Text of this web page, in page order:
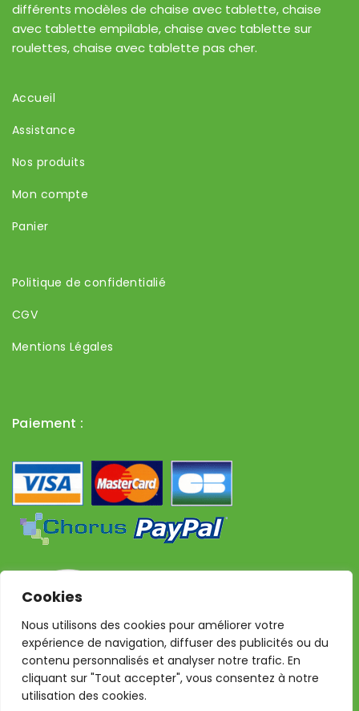
Cookies
Nous utilisons des cookies pour améliorer votre
expérience de navigation, diffuser des publicités ou du
contenu personnalisés et analyser notre trafic. En
cliquant sur "Tout accepter", vous consentez à notre
utilisation des cookies.
différents modèles de chaise avec tablette, chaise
avec tablette empilable, chaise avec tablette sur
roulettes, chaise avec tablette pas cher.
Accueil
Assistance
Nos produits
Mon compte
Panier
Politique de confidentialié
CGV
Mentions Légales
Paiement :